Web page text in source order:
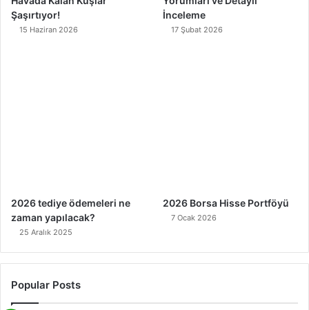
Şaşırtıyor!
15 Haziran 2026
İnceleme
17 Şubat 2026
2026 tediye ödemeleri ne
zaman yapılacak?
25 Aralık 2025
2026 Borsa Hisse Portföyü
7 Ocak 2026
Popular Posts